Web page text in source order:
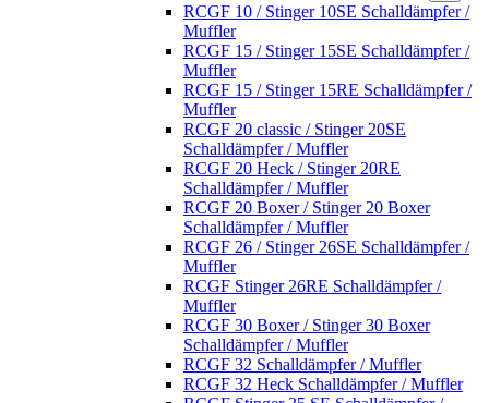
RCGF 10 / Stinger 10SE Schalldämpfer /
Muffler
RCGF 15 / Stinger 15SE Schalldämpfer /
Muffler
RCGF 15 / Stinger 15RE Schalldämpfer /
Muffler
RCGF 20 classic / Stinger 20SE
Schalldämpfer / Muffler
RCGF 20 Heck / Stinger 20RE
Schalldämpfer / Muffler
RCGF 20 Boxer / Stinger 20 Boxer
Schalldämpfer / Muffler
RCGF 26 / Stinger 26SE Schalldämpfer /
Muffler
RCGF Stinger 26RE Schalldämpfer /
Muffler
RCGF 30 Boxer / Stinger 30 Boxer
Schalldämpfer / Muffler
RCGF 32 Schalldämpfer / Muffler
RCGF 32 Heck Schalldämpfer / Muffler